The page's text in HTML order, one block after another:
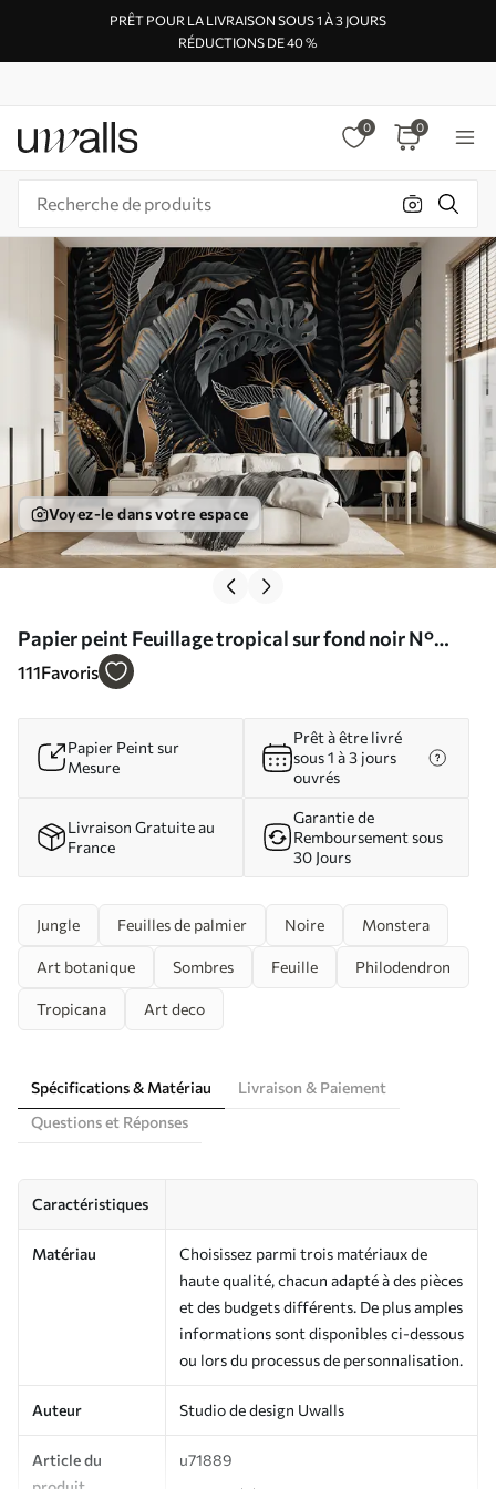
PRÊT POUR LA LIVRAISON SOUS 1 À 3 JOURS
RÉDUCTIONS DE 40 %
0 0
Voyez-le dans votre espace
Papier peint Feuillage tropical sur fond noir N°
u71889
111Favoris
Papier Peint sur
Mesure
Prêt à être livré
sous 1 à 3 jours
ouvrés
Livraison Gratuite au
France
Garantie de
Remboursement sous
30 Jours
Jungle Feuilles de palmier Noire Monstera
Art botanique Sombres Feuille Philodendron
Tropicana Art deco
Spécifications & Matériau
Livraison & Paiement
Questions et Réponses
Caractéristiques
Matériau
Choisissez parmi trois matériaux de
haute qualité, chacun adapté à des pièces
et des budgets différents. De plus amples
informations sont disponibles ci-dessous
ou lors du processus de personnalisation.
Auteur Studio de design Uwalls
Article du
u71889